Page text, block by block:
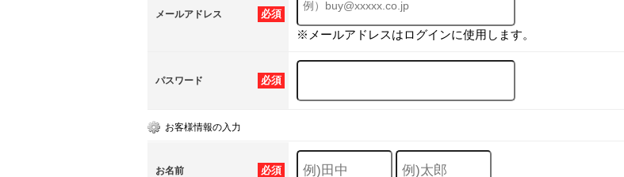
必須
メールアドレス
※メールアドレスはログインに使用します。
必須
パスワード
お客様情報の入力
必須
お名前